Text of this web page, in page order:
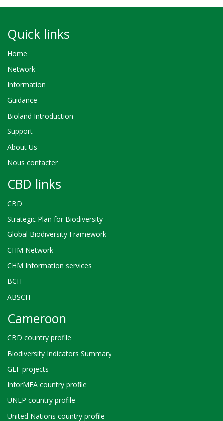
Quick links
Home
Network
Information
Guidance
Bioland Introduction
Support
About Us
Nous contacter
CBD links
CBD
Strategic Plan for Biodiversity
Global Biodiversity Framework
CHM Network
CHM Information services
BCH
ABSCH
Cameroon
CBD country profile
Biodiversity Indicators Summary
GEF projects
InforMEA country profile
UNEP country profile
United Nations country profile